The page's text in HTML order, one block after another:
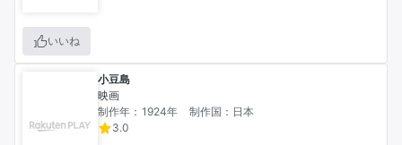
いいね
小豆島
映画
制作年：1924年
制作国：日本
3.0